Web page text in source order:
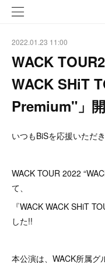
2022.01.23 11:00
WACK
WACK SHiT
Premium"」
いつもBiSを応援いただ
WACK TOUR 2022
て、
『WACK WACK SHiT
した!!
本公演は、WACK所属グ